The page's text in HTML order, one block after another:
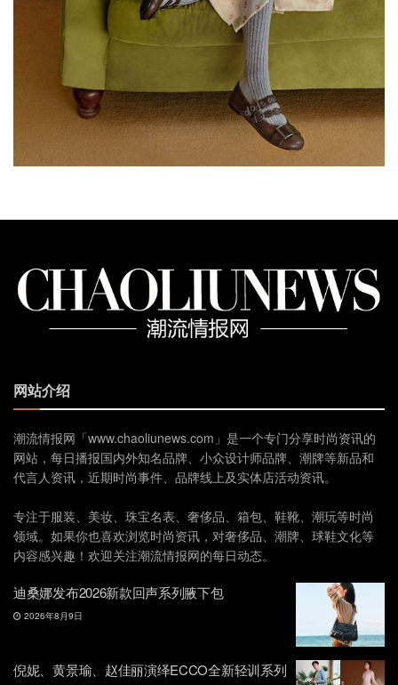
网站介绍
潮流情报网「www.chaoliunews.com」是一个专门分享时尚资讯的
网站，每日播报国内外知名品牌、小众设计师品牌、潮牌等新品和
代言人资讯，近期时尚事件、品牌线上及实体店活动资讯。
专注于服装、美妆、珠宝名表、奢侈品、箱包、鞋靴、潮玩等时尚
领域。如果你也喜欢浏览时尚资讯，对奢侈品、潮牌、球鞋文化等
内容感兴趣！欢迎关注潮流情报网的每日动态。
迪桑娜发布2026新款回声系列腋下包
2026年8月9日
倪妮、黄景瑜、赵佳丽演绎ECCO全新轻训系列